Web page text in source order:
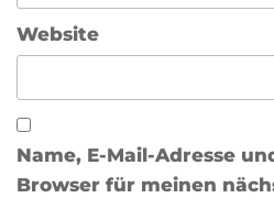
Website
Name, E-Mail-Adresse
Browser für meinen